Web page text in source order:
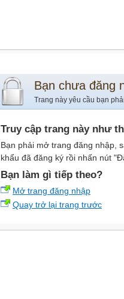
Bạn chưa đăng
Trang này yêu cầu bạn
Truy cập trang này như
Bạn phải mở trang đăng nhập,
khẩu đã đăng ký rồi nhấn nút
Bạn làm gì tiếp theo?
Mở trang đăng nhập
Quay trở lại trang trước